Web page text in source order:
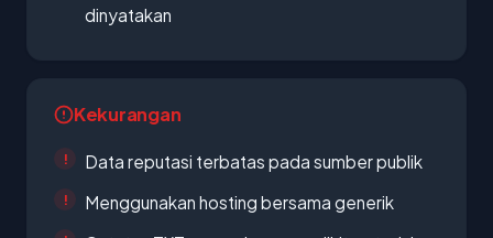
dinyatakan
Kekurangan
Data reputasi terbatas pada sumber publik
Menggunakan hosting bersama generik